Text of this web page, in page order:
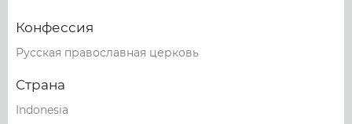
Конфессия
Русская православная церковь
Страна
Indonesia